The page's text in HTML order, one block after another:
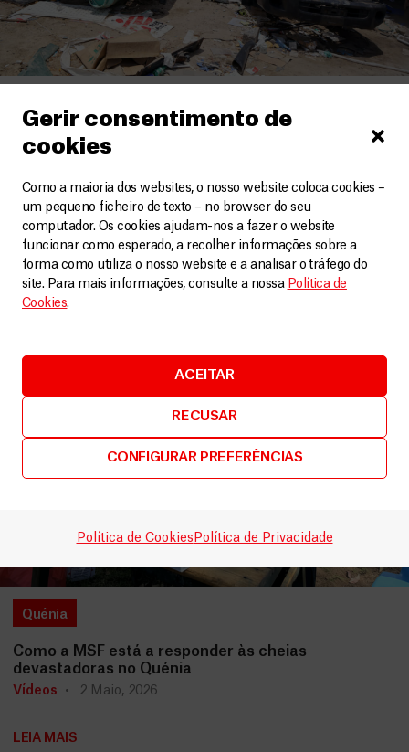
Gerir consentimento de
cookies
Como a maioria dos websites, o nosso website coloca cookies –
um pequeno ficheiro de texto – no browser do seu
computador. Os cookies ajudam-nos a fazer o website
funcionar como esperado, a recolher informações sobre a
forma como utiliza o nosso website e a analisar o tráfego do
site. Para mais informações, consulte a nossa Política de
Cookies.
ACEITAR
RECUSAR
CONFIGURAR PREFERÊNCIAS
Política de Cookies Política de Privacidade
Sudão do Sul: MSF é forçada a fechar hospital de
Lankien após ataques
Artigos 8 Maio, 2026
LEIA MAIS
Quénia
Como a MSF está a responder às cheias
devastadoras no Quénia
Vídeos 2 Maio, 2026
LEIA MAIS